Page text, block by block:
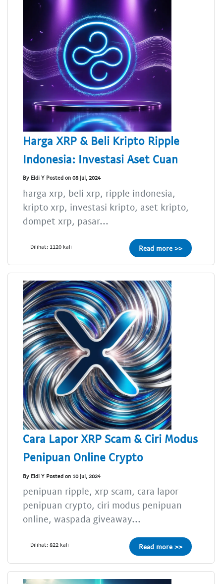
Harga XRP & Beli Kripto Ripple
Indonesia: Investasi Aset Cuan
By Eldi Y Posted on 08 Jul, 2024
harga xrp, beli xrp, ripple indonesia,
kripto xrp, investasi kripto, aset kripto,
dompet xrp, pasar...
Dilihat: 1120 kali Read more >>
Cara Lapor XRP Scam & Ciri Modus
Penipuan Online Crypto
By Eldi Y Posted on 10 Jul, 2024
penipuan ripple, xrp scam, cara lapor
penipuan crypto, ciri modus penipuan
online, waspada giveaway...
Dilihat: 822 kali Read more >>